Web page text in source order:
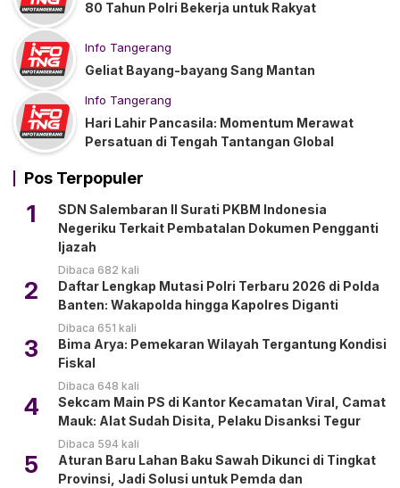
80 Tahun Polri Bekerja untuk Rakyat
Info Tangerang
Geliat Bayang-bayang Sang Mantan
Info Tangerang
Hari Lahir Pancasila: Momentum Merawat
Persatuan di Tengah Tantangan Global
Pos Terpopuler
1
SDN Salembaran II Surati PKBM Indonesia
Negeriku Terkait Pembatalan Dokumen Pengganti
Ijazah
Dibaca 682 kali
2
Daftar Lengkap Mutasi Polri Terbaru 2026 di Polda
Banten: Wakapolda hingga Kapolres Diganti
Dibaca 651 kali
3
Bima Arya: Pemekaran Wilayah Tergantung Kondisi
Fiskal
Dibaca 648 kali
4
Sekcam Main PS di Kantor Kecamatan Viral, Camat
Mauk: Alat Sudah Disita, Pelaku Disanksi Tegur
Dibaca 594 kali
5
Aturan Baru Lahan Baku Sawah Dikunci di Tingkat
Provinsi, Jadi Solusi untuk Pemda dan